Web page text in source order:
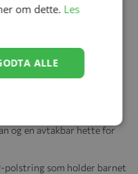
tidløst design som
er vindtett, vanntett og
i vintervær. Den har
og en avtakbar hette for
som holder barnet
om dette. Les
ALLE